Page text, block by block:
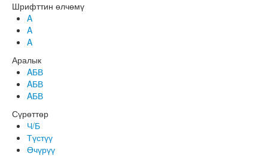
Шрифттин өлчөмү
A
A
A
Аралык
AБВ
AБВ
AБВ
Сүрөттөр
Ч/Б
Түстүү
Өчүрүү